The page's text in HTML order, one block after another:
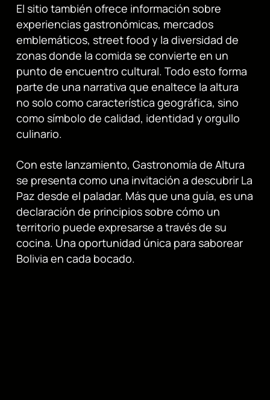
El sitio también ofrece información sobre
experiencias gastronómicas, mercados
emblemáticos, street food y la diversidad de
zonas donde la comida se convierte en un
punto de encuentro cultural. Todo esto forma
parte de una narrativa que enaltece la altura
no solo como característica geográfica, sino
como símbolo de calidad, identidad y orgullo
culinario.
Con este lanzamiento, Gastronomía de Altura
se presenta como una invitación a descubrir La
Paz desde el paladar. Más que una guía, es una
declaración de principios sobre cómo un
territorio puede expresarse a través de su
cocina. Una oportunidad única para saborear
Bolivia en cada bocado.